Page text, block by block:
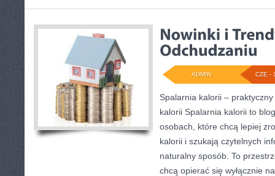
CZE -
ADMIN
Spalarnia kalorii –
kalorii Spalarnia kalorii to
osobach, które chcą lepiej
kalorii i szukają czytelnych
naturalny sposób. To
chcą opierać się wyłącznie